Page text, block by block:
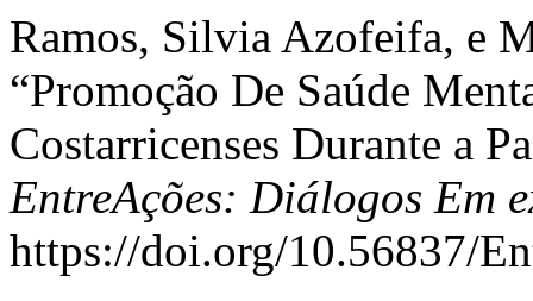
Ramos, Silvia Azofeifa, e
“Promoção De Saúde
Costarricenses Durante a
EntreAções: Diálogos Em
https://doi.org/10.56837/